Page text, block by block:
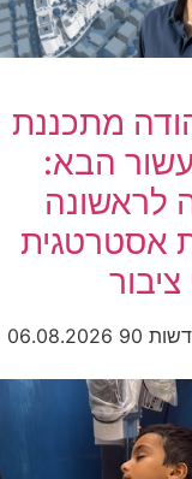
מתכננת
הבא:
לראשונה
אסטרטגית
90
06.08.2026